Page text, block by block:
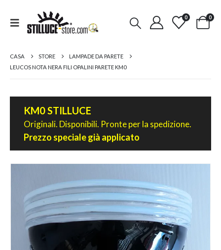
0 0
CASA STORE
LAMPADE DA PARETE
LEUCOS NOTA NERA FILI OPALINI PARETE KM0
KM0 STILLUCE
Originali. Disponibili. Pronte per la spedizione.
Prezzo speciale già applicato